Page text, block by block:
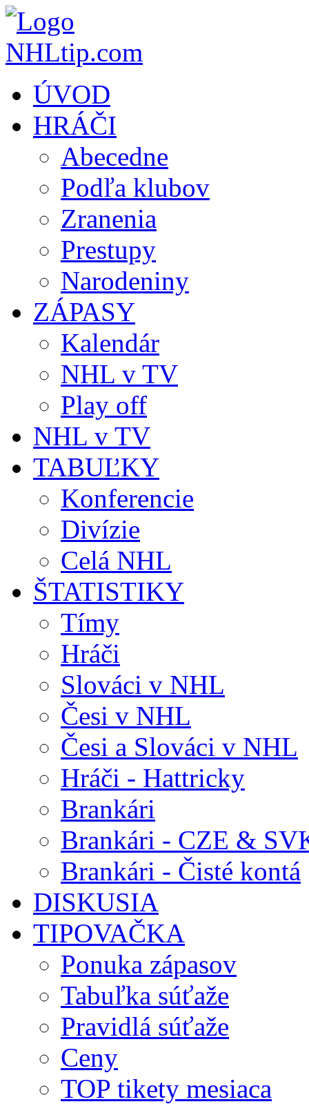
ÚVOD
HRÁČI
Abecedne
Podľa klubov
Zranenia
Prestupy
Narodeniny
ZÁPASY
Kalendár
NHL v TV
Play off
NHL v TV
TABUĽKY
Konferencie
Divízie
Celá NHL
ŠTATISTIKY
Tímy
Hráči
Slováci v NHL
Česi v NHL
Česi a Slováci v NHL
Hráči - Hattricky
Brankári
Brankári - CZE &
Brankári - Čisté kontá
DISKUSIA
TIPOVAČKA
Ponuka zápasov
Tabuľka súťaže
Pravidlá súťaže
Ceny
TOP tikety mesiaca